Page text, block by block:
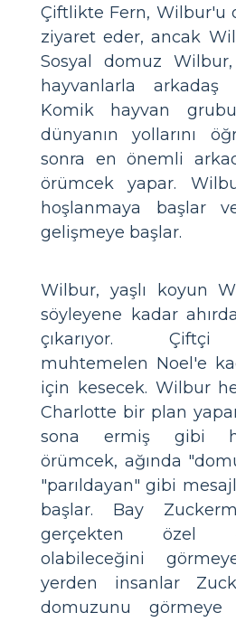
Çiftlikte Fern, Wilbur'u
ziyaret eder, ancak
Sosyal domuz
hayvanlarla arkadaş
Komik hayvan
dünyanın yollarını
sonra en önemli
örümcek yapar.
hoşlanmaya başlar
gelişmeye başlar.
Wilbur, yaşlı koyun
söyleyene kadar
çıkarıyor. Çiftçi
muhtemelen Noel'e
için kesecek. Wilbur
Charlotte bir plan
sona ermiş gibi
örümcek, ağında
"parıldayan" gibi
başlar. Bay
gerçekten özel
olabileceğini
yerden insanlar
domuzunu